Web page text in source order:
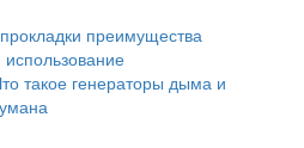
преимущества
такое генераторы дыма и